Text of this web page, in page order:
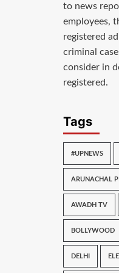
to news
employees,
registered
criminal
consider in
registered.
Tags
#UPNEWS
ARUNACHAL
AWADH TV
BOLLYWOOD
DELHI